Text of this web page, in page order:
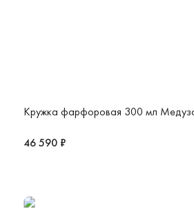
Кружка фарфоровая 300 мл
46 590 ₽